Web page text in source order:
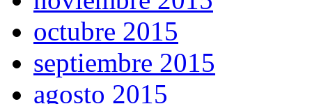
octubre 2015
septiembre 2015
agosto 2015